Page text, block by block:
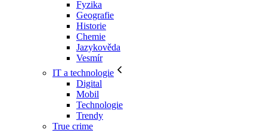
Fyzika
Geografie
Historie
Chemie
Jazykověda
Vesmír
IT a technologie
Digital
Mobil
Technologie
Trendy
True crime